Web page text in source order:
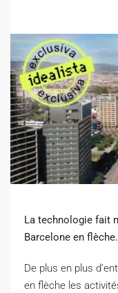
La technologie fait
Barcelone en
De plus en plus
en flèche les